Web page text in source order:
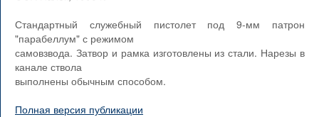
Стандартный служебный пистолет под 9-мм патрон
"парабеллум" с режимом
самовзвода. Затвор и рамка изготовлены из стали. Нарезы в
канале ствола
выполнены обычным способом.
Полная версия публикации